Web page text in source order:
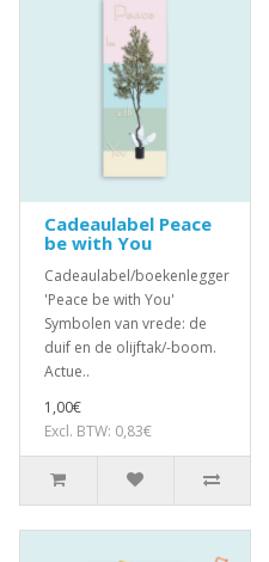
Cadeaulabel Peace
be with You
Cadeaulabel/boekenlegger
'Peace be with You'
Symbolen van vrede: de
duif en de olijftak/-boom.
Actue..
1,00€
Excl. BTW: 0,83€